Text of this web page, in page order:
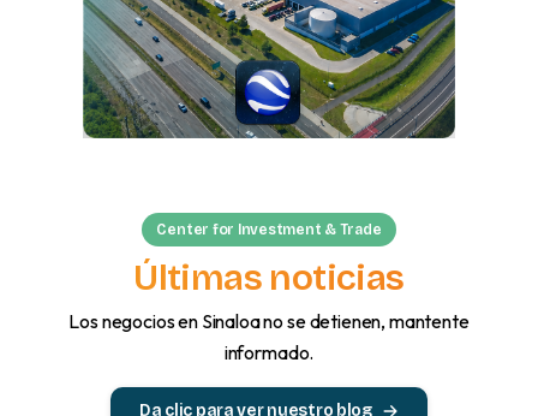
Center for Investment & Trade
Últimas noticias
Los negocios en Sinaloa no se detienen, mantente
informado.
Da clic para ver nuestro blog